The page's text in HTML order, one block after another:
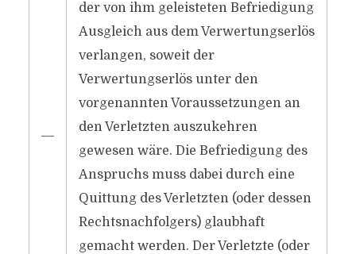
―
der von ihm geleisteten Befriedigung
Ausgleich aus dem Verwertungserlös
verlangen, soweit der
Verwertungserlös unter den
vorgenannten Voraussetzungen an
den Verletzten auszukehren
gewesen wäre. Die Befriedigung des
Anspruchs muss dabei durch eine
Quittung des Verletzten (oder dessen
Rechtsnachfolgers) glaubhaft
gemacht werden. Der Verletzte (oder